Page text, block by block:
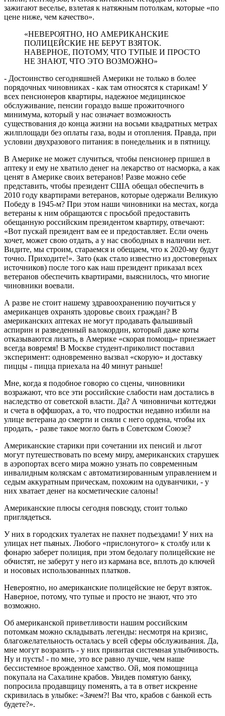
зажигают веселье, взлетая к натяжным потолкам, которые «по
цене ниже, чем качество».
«НЕВЕРОЯТНО, НО АМЕРИКАНСКИЕ
ПОЛИЦЕЙСКИЕ НЕ БЕРУТ ВЗЯТОК.
НАВЕРНОЕ, ПОТОМУ, ЧТО ТУПЫЕ И ПРОСТО
НЕ ЗНАЮТ, ЧТО ЭТО ВОЗМОЖНО»
- Достоинство сегодняшней Америки не только в более
порядочных чиновниках - как там относятся к старикам! У
всех пенсионеров квартиры, надежное медицинское
обслуживание, пенсии гораздо выше прожиточного
минимума, который у нас означает возможность
существования до конца жизни на восьми квадратных метрах
жилплощади без оплаты газа, воды и отопления. Правда, при
условии двухразового питания: в понедельник и в пятницу.
В Америке не может случиться, чтобы пенсионер пришел в
аптеку и ему не хватило денег на лекарство от насморка, а как
ценят в Америке своих ветеранов! Разве можно себе
представить, чтобы президент США обещал обеспечить в
2010 году квартирами ветеранов, которые одержали Великую
Победу в 1945-м? При этом наши чиновники на местах, когда
ветераны к ним обращаются с просьбой предоставить
обещанную российским президентом квартиру, отвечают:
«Вот пускай президент вам ее и предоставляет. Если очень
хочет, может свою отдать, а у нас свободных в наличии нет.
Видите, мы строим, стараемся и обещаем, что к 2020-му будут
точно. Приходите!». Зато (как стало известно из достоверных
источников) после того как наш президент приказал всех
ветеранов обеспечить квартирами, выяснилось, что многие
чиновники воевали.
А разве не стоит нашему здравоохранению поучиться у
американцев охранять здоровье своих граждан? В
американских аптеках не могут продавать фальшивый
аспирин и разведенный валокордин, который даже коты
отказываются лизать, в Америке «скорая помощь» приезжает
всегда вовремя! В Москве студент-приколист поставил
эксперимент: одновременно вызвал «скорую» и доставку
пиццы - пицца приехала на 40 минут раньше!
Мне, когда я подобное говорю со сцены, чиновники
возражают, что все эти российские слабости нам достались в
наследство от советской власти. Да? А чиновничьи коттеджи
и счета в оффшорах, а то, что подростки недавно избили на
улице ветерана до смерти и сняли с него ордена, чтобы их
продать, - разве такое могло быть в Советском Союзе?
Американские старики при сочетании их пенсий и льгот
могут путешествовать по всему миру, американских старушек
в аэропортах всего мира можно узнать по современным
инвалидным коляскам с автоматизированным управлением и
седым аккуратным прическам, похожим на одуванчики, - у
них хватает денег на косметические салоны!
Американские плюсы сегодня повсюду, стоит только
приглядеться.
У них в городских туалетах не пахнет подъездами! У них на
улицах нет пьяных. Любого «прислонутого» к столбу или к
фонарю заберет полиция, при этом бедолагу полицейские не
обчистят, не заберут у него из кармана все, вплоть до ключей
и носовых использованных платков.
Невероятно, но американские полицейские не берут взяток.
Наверное, потому, что тупые и просто не знают, что это
возможно.
Об американской приветливости нашим российским
потомкам можно складывать легенды: несмотря на кризис,
благожелательность осталась у всей сферы обслуживания. Да,
мне могут возразить - у них привитая системная улыбчивость.
Ну и пусть! - по мне, это все равно лучше, чем наше
бессистемное врожденное хамство. Ой, моя помощница
покупала на Сахалине крабов. Увидев помятую банку,
попросила продавщицу поменять, а та в ответ искренне
скривилась в улыбке: «Зачем?! Вы что, крабов с банкой есть
будете?».